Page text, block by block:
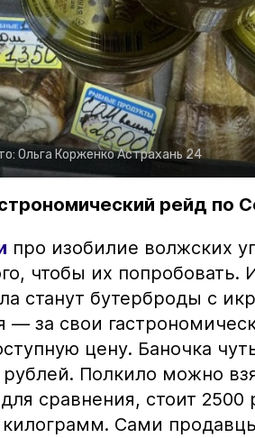
Ольга КорженкоАстрахань 24
рейд по
про изобилие волжских
чтобы их попробовать.
станут бутерброды с
— за свои
цену. Баночка
Полкило можно
сравнения, стоит
килограмм. Сами